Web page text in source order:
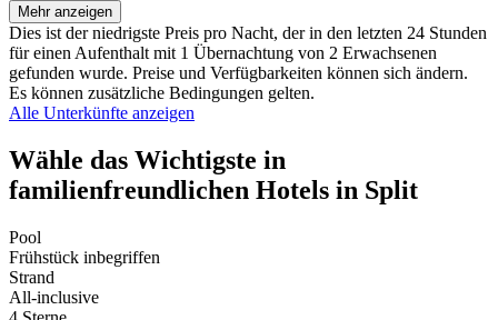
Mehr anzeigen
Dies ist der niedrigste Preis pro Nacht, der in den letzten 24 Stunden
für einen Aufenthalt mit 1 Übernachtung von 2 Erwachsenen
gefunden wurde. Preise und Verfügbarkeiten können sich ändern.
Es können zusätzliche Bedingungen gelten.
Alle Unterkünfte anzeigen
Wähle das Wichtigste in
familienfreundlichen Hotels in Split
Pool
Frühstück inbegriffen
Strand
All-inclusive